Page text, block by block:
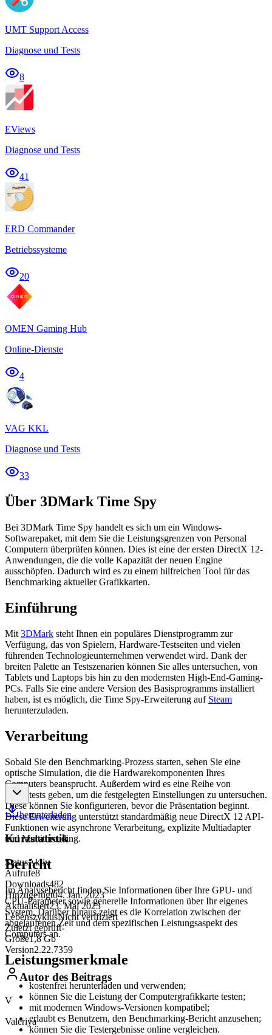
UMT Support Access
Diagnose und Tests
8
EViews
Diagnose und Tests
41
ERD Commander
Betriebssysteme
20
OMEN Gaming Hub
Online-Dienste
4
VAG KKL
Diagnose und Tests
33
Über 3DMark Time Spy
Bei 3DMark Time Spy handelt es sich um ein Windows-
Softwarepaket, mit dem Sie die Leistungsgrenzen von Personal
Computern überprüfen können. Dies ist eine der ersten DirectX 12-
Anwendungen, die die volle Kapazität der neuen Engine
ausschöpfen. Dadurch wird es zu einem hilfreichen Tool für das
Benchmarking aktueller Grafikkarten.
Einführung
Mit 3DMark steht Ihnen ein populäres Dienstprogramm zur
Verfügung, das von Spielern, Hardware-Testseiten und vielen
führenden Technologieunternehmen verwendet wird. Dank der
breiten Palette an Testszenarien können Sie alles untersuchen, von
Tablets und Laptops bis hin zu den modernsten High-End-Gaming-
PCs. Falls Sie eine andere Version des Basisprogramms installiert
haben, ist es möglich, die Time Spy-Erweiterung auf Steam
herunterzuladen.
Verarbeitung
Sobald Sie den Benchmarking-Prozess starten, sehen Sie eine
optische Simulation, die die Hardwarekomponenten Ihres
Computers beansprucht. Außerdem wird es eine Reihe von
Einzeltests geben, um die festgelegten Einstellungen zu untersuchen.
Diese können Sie konfigurieren, bevor die Präsentation beginnt.
Diese Erweiterung unterstützt standardmäßig neue DirectX 12 API-
Funktionen wie asynchrone Verarbeitung, explizite Multiadapter
und Multithreading.
Bericht
Im Analysebericht finden Sie Informationen über Ihre GPU- und
CPU-Parameter sowie generelle Informationen über Ihr eigenes
System. Darüber hinaus zeigt es die Korrelation zwischen der
abgelaufenen Zeit und dem spezifischen Leistungsaspekt des
Computers an.
Leistungsmerkmale
kostenfrei herunterladen und verwenden;
können Sie die Leistung der Computergrafikkarte testen;
mit modernen Windows-Versionen kompatibel;
erlaubt es Benutzern, den Benchmarking-Bericht anzusehen;
können Sie die Testergebnisse online vergleichen.
herunterladen
Kurzstatistik
StatusAktiv
Aufrufe8
Downloads482
Hinzugefügt04. Jan. 2023
Aktualisiert23. Mai 2023
LebenszyklusNicht verifiziert
Zuletzt geprüft-
Größe1,8 Gb
Version2.22.7359
Autor des Beitrags
V
Valeriya